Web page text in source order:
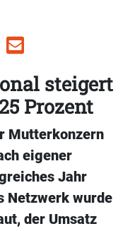
steigert
Prozent
Mutterkonzern
eigener
Jahr
Netzwerk wurde
der Umsatz